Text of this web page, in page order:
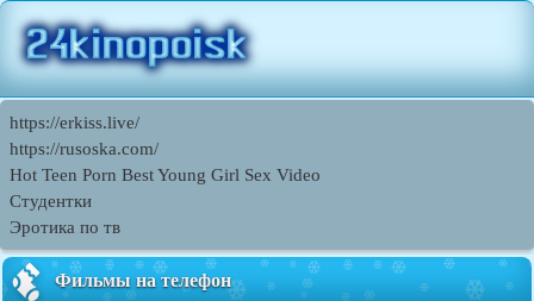
https://erkiss.live/
https://rusoska.com/
Hot Teen Porn Best Young Girl Sex Video
Студентки
Эротика по тв
Фильмы на телефон